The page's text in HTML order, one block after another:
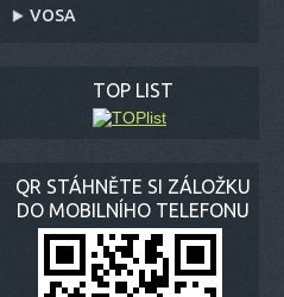
VOSA
TOP LIST
QR STÁHNĚTE SI ZÁLOŽKU
DO MOBILNÍHO TELEFONU